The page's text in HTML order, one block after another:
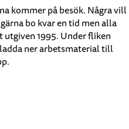
kommer på besök. Några vill
bo kvar en tid men alla
1995. Under fliken
ner arbetsmaterial till